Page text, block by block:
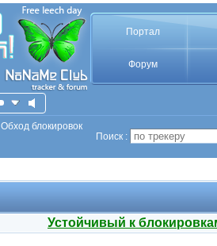
Портал
Форум
Обход блокировок
Поиск :
Устойчивый к